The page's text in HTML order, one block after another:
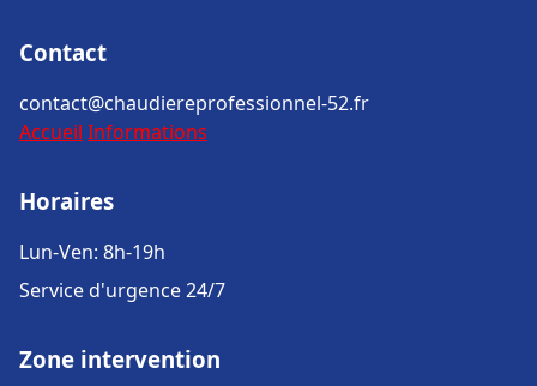
Contact
contact@chaudiereprofessionnel-52.fr
Accueil Informations
Horaires
Lun-Ven: 8h-19h
Service d'urgence 24/7
Zone intervention